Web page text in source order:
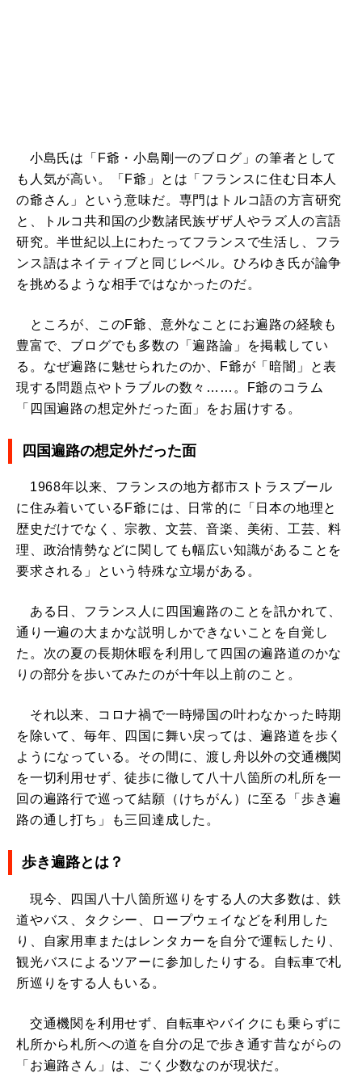
小島氏は「F爺・小島剛一のブログ」の筆者として
も人気が高い。「F爺」とは「フランスに住む日本人
の爺さん」という意味だ。専門はトルコ語の方言研究
と、トルコ共和国の少数諸民族ザザ人やラズ人の言語
研究。半世紀以上にわたってフランスで生活し、フラ
ンス語はネイティブと同じレベル。ひろゆき氏が論争
を挑めるような相手ではなかったのだ。
ところが、このF爺、意外なことにお遍路の経験も
豊富で、ブログでも多数の「遍路論」を掲載してい
る。なぜ遍路に魅せられたのか、F爺が「暗闇」と表
現する問題点やトラブルの数々……。F爺のコラム
「四国遍路の想定外だった面」をお届けする。
四国遍路の想定外だった面
1968年以来、フランスの地方都市ストラスブール
に住み着いているF爺には、日常的に「日本の地理と
歴史だけでなく、宗教、文芸、音楽、美術、工芸、料
理、政治情勢などに関しても幅広い知識があることを
要求される」という特殊な立場がある。
ある日、フランス人に四国遍路のことを訊かれて、
通り一遍の大まかな説明しかできないことを自覚し
た。次の夏の長期休暇を利用して四国の遍路道のかな
りの部分を歩いてみたのが十年以上前のこと。
それ以来、コロナ禍で一時帰国の叶わなかった時期
を除いて、毎年、四国に舞い戻っては、遍路道を歩く
ようになっている。その間に、渡し舟以外の交通機関
を一切利用せず、徒歩に徹して八十八箇所の札所を一
回の遍路行で巡って結願（けちがん）に至る「歩き遍
路の通し打ち」も三回達成した。
歩き遍路とは？
現今、四国八十八箇所巡りをする人の大多数は、鉄
道やバス、タクシー、ロープウェイなどを利用した
り、自家用車またはレンタカーを自分で運転したり、
観光バスによるツアーに参加したりする。自転車で札
所巡りをする人もいる。
交通機関を利用せず、自転車やバイクにも乗らずに
札所から札所への道を自分の足で歩き通す昔ながらの
「お遍路さん」は、ごく少数なのが現状だ。